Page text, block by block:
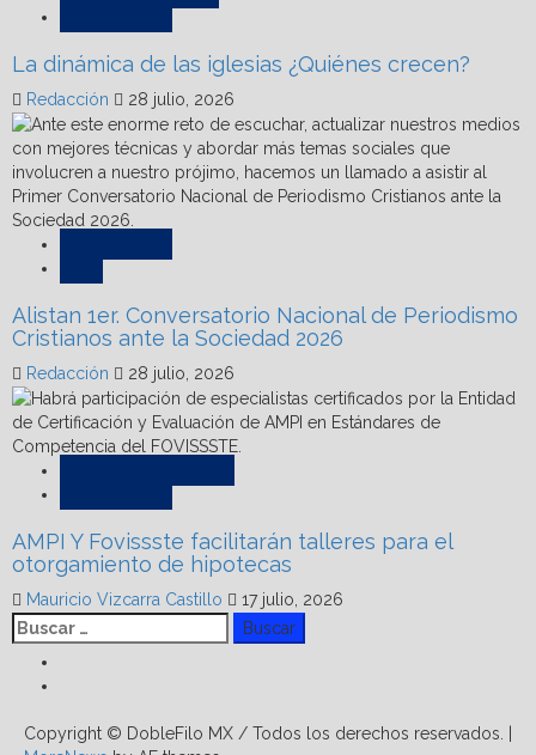
La dinámica de las iglesias ¿Quiénes crecen?
Redacción 28 julio, 2026
Alistan 1er. Conversatorio Nacional de Periodismo
Cristianos ante la Sociedad 2026
Redacción 28 julio, 2026
AMPI Y Fovissste facilitarán talleres para el
otorgamiento de hipotecas
Mauricio Vizcarra Castillo
17 julio, 2026
Buscar:
Copyright © DobleFilo MX / Todos los derechos reservados.